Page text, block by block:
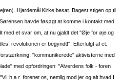
Hjardemål Kirke besat. Bagest stigen op til
havde føsøgt at komme i kontakt med
med et svar om, at nu gjaldt det "Øje for øje og
revolutionen er begyndt!". Efterfulgt af et:
"kommunikerede" aktivisterne med
med opfordringen: "Alverdens folk - foren
h a r forenet os, nemlig mod jer og alt hvad I